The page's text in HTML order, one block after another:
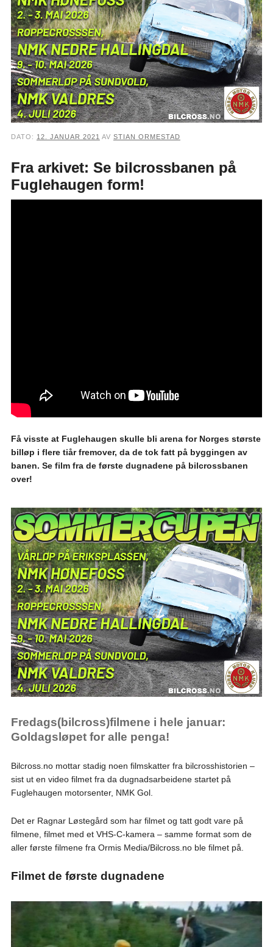
DATO: 12. JANUAR 2021 AV STIAN ORMESTAD
Fra arkivet: Se bilcrossbanen på
Fuglehaugen form!
Få visste at Fuglehaugen skulle bli arena for Norges største
billøp i flere tiår fremover, da de tok fatt på byggingen av
banen. Se film fra de første dugnadene på bilcrossbanen
over!
Fredags(bilcross)filmene i hele januar:
Goldagsløpet for alle penga!
Bilcross.no mottar stadig noen filmskatter fra bilcrosshistorien –
sist ut en video filmet fra da dugnadsarbeidene startet på
Fuglehaugen motorsenter, NMK Gol.
Det er Ragnar Løstegård som har filmet og tatt godt vare på
filmene, filmet med et VHS-C-kamera – samme format som de
aller første filmene fra Ormis Media/Bilcross.no ble filmet på.
Filmet de første dugnadene